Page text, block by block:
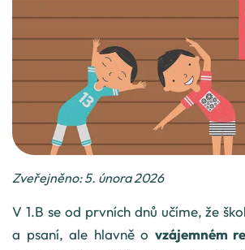
Zveřejněno: 5. února 2026
V 1.B se od prvních dnů učíme, že
a psaní, ale hlavně o vzájemném